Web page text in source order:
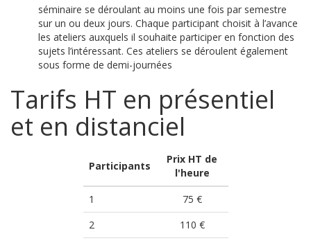
séminaire se déroulant au moins une fois par semestre
sur un ou deux jours. Chaque participant choisit à l’avance
les ateliers auxquels il souhaite participer en fonction des
sujets l’intéressant. Ces ateliers se déroulent également
sous forme de demi-journées
Tarifs HT en présentiel
et en distanciel
Participants
Prix HT de
l'heure
1
75 €
2
110 €